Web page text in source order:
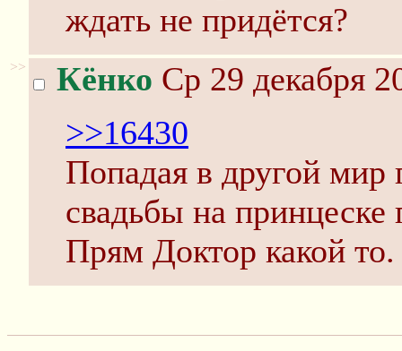
ждать не придётся?
>> Кёнко Ср 29 декабря
>>16430
Попадая в другой мир
свадьбы на
Прям Доктор какой то.